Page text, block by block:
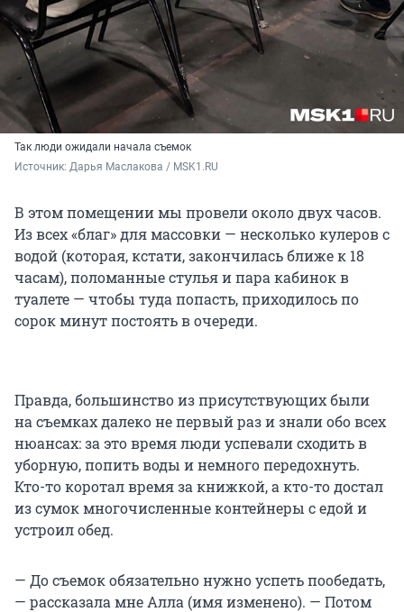
Так люди ожидали начала съемок
Источник: Дарья Маслакова / MSK1.RU
В этом помещении мы провели около двух часов.
Из всех «благ» для массовки — несколько кулеров с
водой (которая, кстати, закончилась ближе к 18
часам), поломанные стулья и пара кабинок в
туалете — чтобы туда попасть, приходилось по
сорок минут постоять в очереди.
Правда, большинство из присутствующих были
на съемках далеко не первый раз и знали обо всех
нюансах: за это время люди успевали сходить в
уборную, попить воды и немного передохнуть.
Кто-то коротал время за книжкой, а кто-то достал
из сумок многочисленные контейнеры с едой и
устроил обед.
— До съемок обязательно нужно успеть пообедать,
— рассказала мне Алла (имя изменено). — Потом